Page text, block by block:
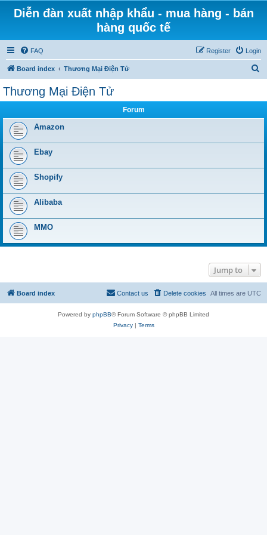
Diễn đàn xuất nhập khẩu - mua hàng - bán
hàng quốc tế
FAQ Login
Register
Board index Thương Mại Điện Tử
Thương Mại Điện Tử
Forum
Amazon
Ebay
Shopify
Alibaba
MMO
Jump to
Board index All times are UTC
Delete cookies
Contact us
Powered by phpBB® Forum Software © phpBB Limited
Privacy| Terms